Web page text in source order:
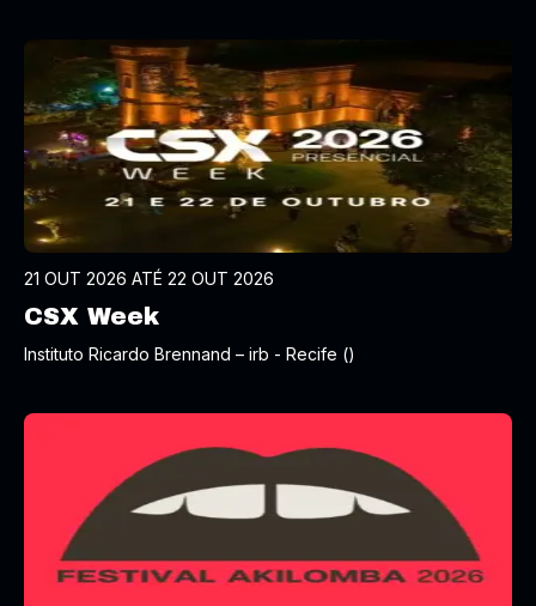
21 OUT 2026 ATÉ 22 OUT 2026
CSX Week
Instituto Ricardo Brennand – irb - Recife ()